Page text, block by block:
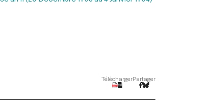
TéléchargerPartager